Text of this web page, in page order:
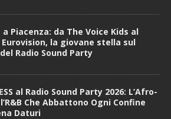
a Piacenza: da The Voice Kids al
Eurovision, la giovane stella sul
Radio Sound Party
al Radio Sound Party 2026: L’Afro-
Che Abbattono Ogni Confine
Daturi